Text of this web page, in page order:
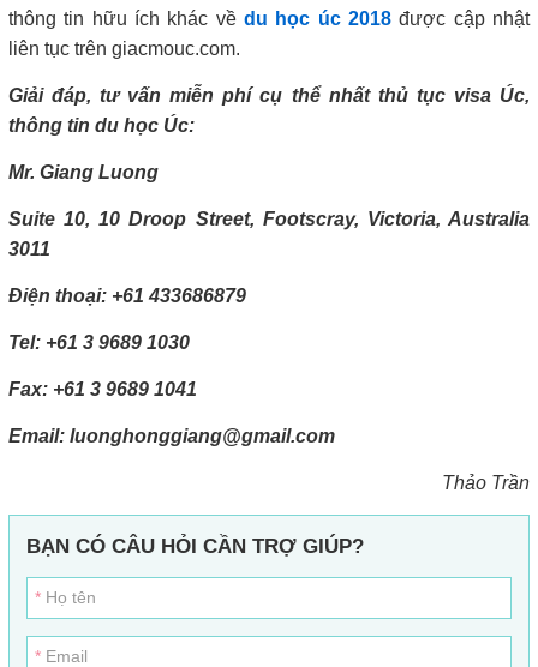
thông tin hữu ích khác về du học úc 2018 được cập nhật
liên tục trên giacmouc.com.
Giải đáp, tư vấn miễn phí cụ thể nhất thủ tục visa Úc,
thông tin du học Úc:
Mr. Giang Luong
Suite 10, 10 Droop Street, Footscray, Victoria, Australia
3011
Điện thoại: +61 433686879
Tel: +61 3 9689 1030
Fax: +61 3 9689 1041
Email: luonghonggiang@gmail.com
Thảo Trần
BẠN CÓ CÂU HỎI CẦN TRỢ GIÚP?
Họ tên
Email